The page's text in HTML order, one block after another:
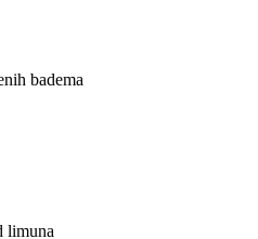
badema
limuna